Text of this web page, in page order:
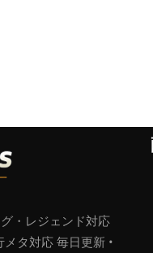
・レジェンド対応
タ対応 毎日更新 •